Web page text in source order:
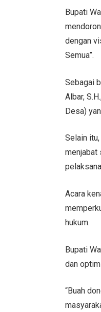
Bupati
dengan
Semua”.
Sebagai
Albar,
Desa)
Selain
menjabat
Acara
hukum.
Bupati
dan
“Buah